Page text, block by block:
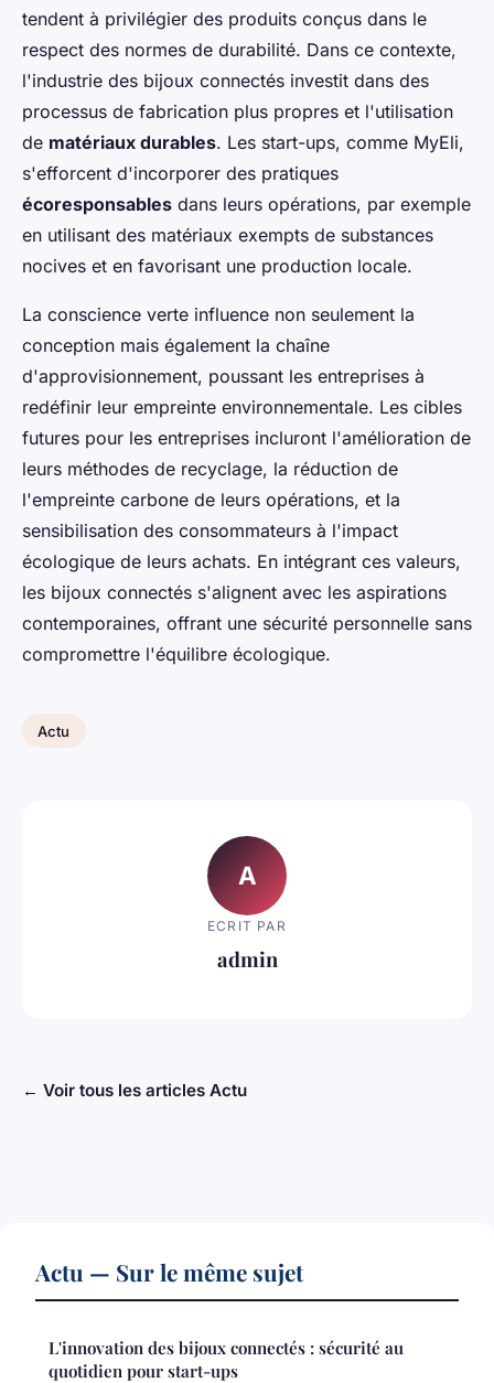
tendent à privilégier des produits conçus dans le
respect des normes de durabilité. Dans ce contexte,
l'industrie des bijoux connectés investit dans des
processus de fabrication plus propres et l'utilisation
de matériaux durables. Les start-ups, comme MyEli,
s'efforcent d'incorporer des pratiques
écoresponsables dans leurs opérations, par exemple
en utilisant des matériaux exempts de substances
nocives et en favorisant une production locale.
La conscience verte influence non seulement la
conception mais également la chaîne
d'approvisionnement, poussant les entreprises à
redéfinir leur empreinte environnementale. Les cibles
futures pour les entreprises incluront l'amélioration de
leurs méthodes de recyclage, la réduction de
l'empreinte carbone de leurs opérations, et la
sensibilisation des consommateurs à l'impact
écologique de leurs achats. En intégrant ces valeurs,
les bijoux connectés s'alignent avec les aspirations
contemporaines, offrant une sécurité personnelle sans
compromettre l'équilibre écologique.
Actu
A
ECRIT PAR
admin
← Voir tous les articles Actu
Actu — Sur le même sujet
L'innovation des bijoux connectés : sécurité au
quotidien pour start-ups